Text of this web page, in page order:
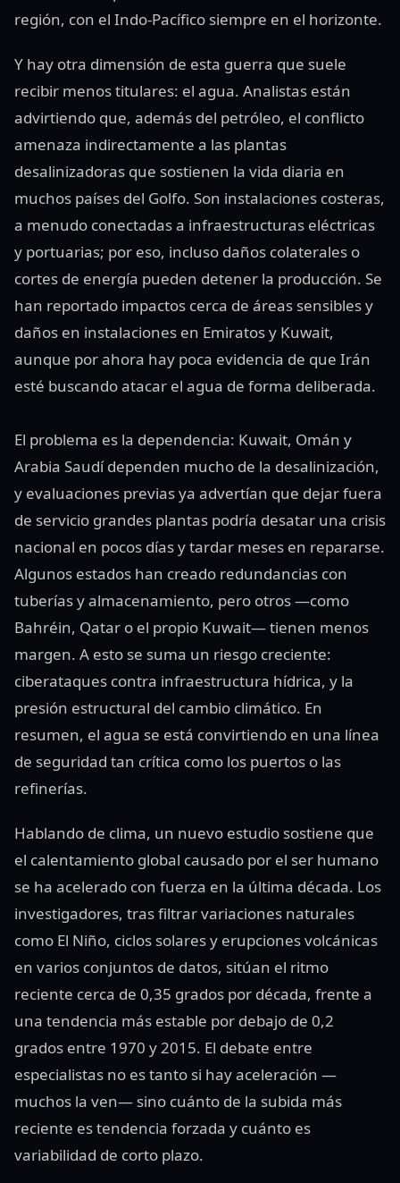
región, con el Indo-Pacífico siempre en el horizonte.
Y hay otra dimensión de esta guerra que suele
recibir menos titulares: el agua. Analistas están
advirtiendo que, además del petróleo, el conflicto
amenaza indirectamente a las plantas
desalinizadoras que sostienen la vida diaria en
muchos países del Golfo. Son instalaciones costeras,
a menudo conectadas a infraestructuras eléctricas
y portuarias; por eso, incluso daños colaterales o
cortes de energía pueden detener la producción. Se
han reportado impactos cerca de áreas sensibles y
daños en instalaciones en Emiratos y Kuwait,
aunque por ahora hay poca evidencia de que Irán
esté buscando atacar el agua de forma deliberada.
El problema es la dependencia: Kuwait, Omán y
Arabia Saudí dependen mucho de la desalinización,
y evaluaciones previas ya advertían que dejar fuera
de servicio grandes plantas podría desatar una crisis
nacional en pocos días y tardar meses en repararse.
Algunos estados han creado redundancias con
tuberías y almacenamiento, pero otros —como
Bahréin, Qatar o el propio Kuwait— tienen menos
margen. A esto se suma un riesgo creciente:
ciberataques contra infraestructura hídrica, y la
presión estructural del cambio climático. En
resumen, el agua se está convirtiendo en una línea
de seguridad tan crítica como los puertos o las
refinerías.
Hablando de clima, un nuevo estudio sostiene que
el calentamiento global causado por el ser humano
se ha acelerado con fuerza en la última década. Los
investigadores, tras filtrar variaciones naturales
como El Niño, ciclos solares y erupciones volcánicas
en varios conjuntos de datos, sitúan el ritmo
reciente cerca de 0,35 grados por década, frente a
una tendencia más estable por debajo de 0,2
grados entre 1970 y 2015. El debate entre
especialistas no es tanto si hay aceleración —
muchos la ven— sino cuánto de la subida más
reciente es tendencia forzada y cuánto es
variabilidad de corto plazo.